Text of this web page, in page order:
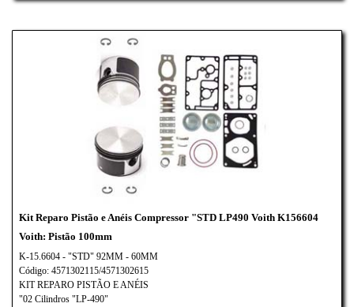
Voith LP-700
Kit Reparo Pistão e Anéis Compressor "STD LP490 Voith K156604
Voith: Pistão 100mm
K-15.6604 - "STD" 92MM - 60MM
Código: 4571302115/4571302615
KIT REPARO PISTÃO E ANÉIS
"02 Cilindros "LP-490"